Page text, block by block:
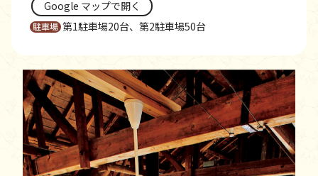
Google マップで開く
第1駐車場20台、第2駐車場50台